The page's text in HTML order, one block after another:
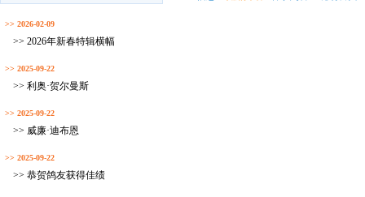
>> 2026-02-09
>> 2026年新春特辑横幅
>> 2025-09-22
>> 利奥·贺尔曼斯
>> 2025-09-22
>> 威廉·迪布恩
>> 2025-09-22
>> 恭贺鸽友获得佳绩